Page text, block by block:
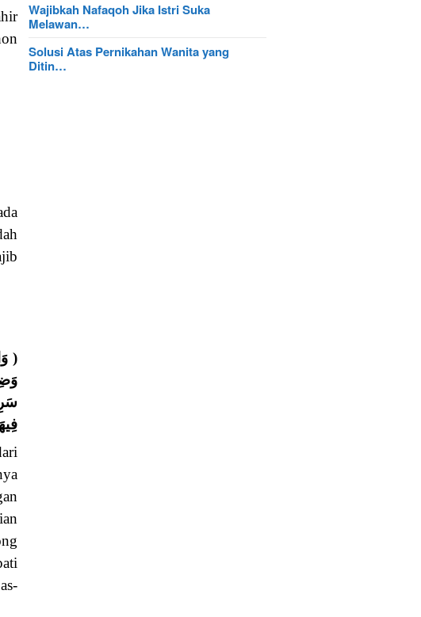
(
Wajibkah Nafaqoh Jika Istri Suka
Melawan…
Solusi Atas Pernikahan Wanita yang
Ditin…